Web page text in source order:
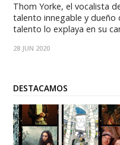
Thom Yorke, el vocalista
talento innegable y dueño
talento lo explaya en su
Anima, derivó en un
28 JUN 2020
DESTACAMOS